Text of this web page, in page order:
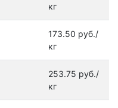
кг
173.50 руб./
кг
253.75 руб./
кг